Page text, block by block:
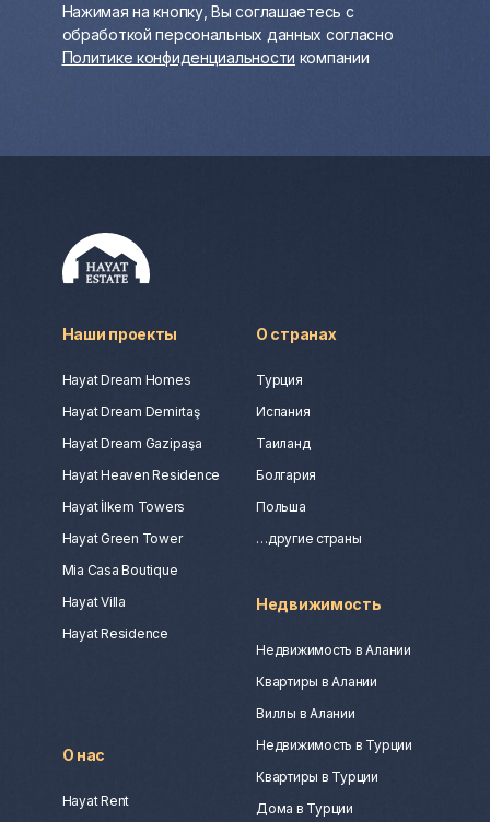
Нажимая на кнопку, Вы соглашаетесь с
обработкой персональных данных согласно
Политике конфиденциальности компании
Наши проекты
Hayat Dream Homes
Hayat Dream Demirtaş
Hayat Dream Gazipaşa
Hayat Heaven Residence
Hayat İlkem Towers
Hayat Green Tower
Mia Casa Boutique
Hayat Villa
Hayat Residence
О странах
Турция
Испания
Таиланд
Болгария
Польша
…другие страны
О нас
Hayat Rent
Недвижимость
Недвижимость в Алании
Квартиры в Алании
Виллы в Алании
Недвижимость в Турции
Квартиры в Турции
Дома в Турции